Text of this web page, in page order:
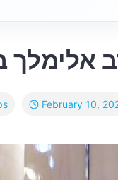
February 10,